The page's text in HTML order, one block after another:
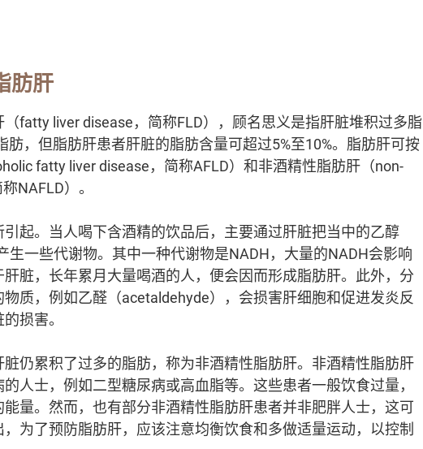
肪肝
fatty liver disease，简称FLD），顾名思义是指肝脏堆积过多脂
肪，但脂肪肝患者肝脏的脂肪含量可超过5%至10%。脂肪肝可按
fatty liver disease，简称AFLD）和非酒精性脂肪肝（non-
NAFLD）。
起。当人喝下含酒精的饮品后，主要通过肝脏把当中的乙醇
生一些代谢物。其中一种代谢物是NADH，大量的NADH会影响
脏，长年累月大量喝酒的人，便会因而形成脂肪肝。此外，分
质，例如乙醛（acetaldehyde），会损害肝细胞和促进发炎反
损害。
仍累积了过多的脂肪，称为非酒精性脂肪肝。非酒精性脂肪肝
人士，例如二型糖尿病或高血脂等。这些患者一般饮食过量，
量。然而，也有部分非酒精性脂肪肝患者并非肥胖人士，这可
为了预防脂肪肝，应该注意均衡饮食和多做适量运动，以控制